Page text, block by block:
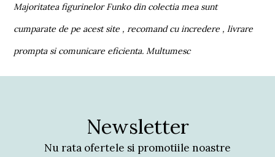
Majoritatea figurinelor Funko din colectia mea sunt
cumparate de pe acest site , recomand cu incredere , livrare
prompta si comunicare eficienta. Multumesc
Newsletter
Nu rata ofertele si promotiile noastre